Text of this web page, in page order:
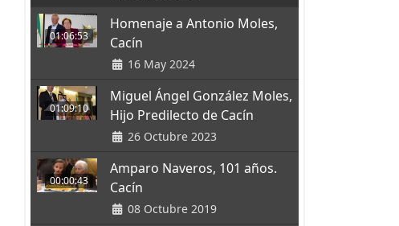
01:06:53
Homenaje a Antonio Moles,
Cacín
16 May 2024
01:09:10
Miguel Ángel González Moles,
Hijo Predilecto de Cacín
26 Octubre 2023
00:00:43
Amparo Naveros, 101 años.
Cacín
08 Octubre 2019